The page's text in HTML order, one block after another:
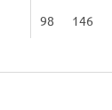
98 146